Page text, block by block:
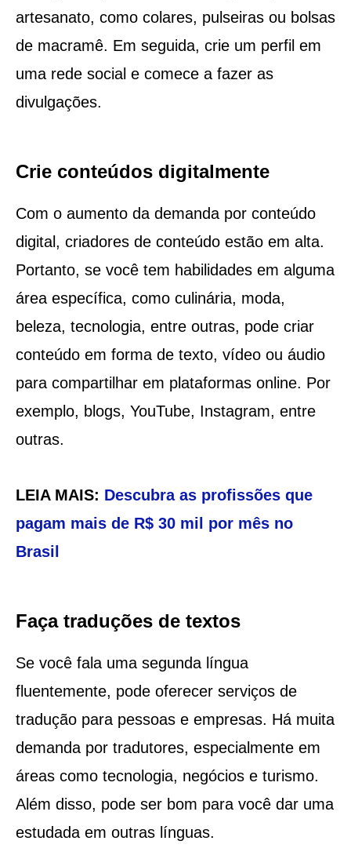
artesanato, como colares, pulseiras ou bolsas
de macramê. Em seguida, crie um perfil em
uma rede social e comece a fazer as
divulgações.
Crie conteúdos digitalmente
Com o aumento da demanda por conteúdo
digital, criadores de conteúdo estão em alta.
Portanto, se você tem habilidades em alguma
área específica, como culinária, moda,
beleza, tecnologia, entre outras, pode criar
conteúdo em forma de texto, vídeo ou áudio
para compartilhar em plataformas online. Por
exemplo, blogs, YouTube, Instagram, entre
outras.
LEIA MAIS: Descubra as profissões que
pagam mais de R$ 30 mil por mês no
Brasil
Faça traduções de textos
Se você fala uma segunda língua
fluentemente, pode oferecer serviços de
tradução para pessoas e empresas. Há muita
demanda por tradutores, especialmente em
áreas como tecnologia, negócios e turismo.
Além disso, pode ser bom para você dar uma
estudada em outras línguas.